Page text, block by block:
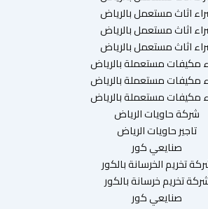
اثاث مستعمل بالرياض
اثاث مستعمل بالرياض
اثاث مستعمل بالرياض
مكيفات مستعملة بالرياض
مكيفات مستعملة بالرياض
مكيفات مستعملة بالرياض
شركة حاويات الرياض
تاجير حاويات الرياض
صنايعي كور
تخريم الخرسانة بالكور
تخريم خرسانة بالكور
صنايعي كور